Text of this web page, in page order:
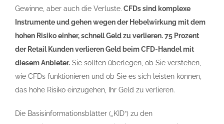
Gewinne, aber auch die Verluste. CFDs sind komplexe
Instrumente und gehen wegen der Hebelwirkung mit dem
hohen Risiko einher, schnell Geld zu verlieren. 75 Prozent
der Retail Kunden verlieren Geld beim CFD-Handel mit
diesem Anbieter. Sie sollten überlegen, ob Sie verstehen,
wie CFDs funktionieren und ob Sie es sich leisten können,
das hohe Risiko einzugehen, Ihr Geld zu verlieren.
Die Basisinformationsblätter („KID“) zu den